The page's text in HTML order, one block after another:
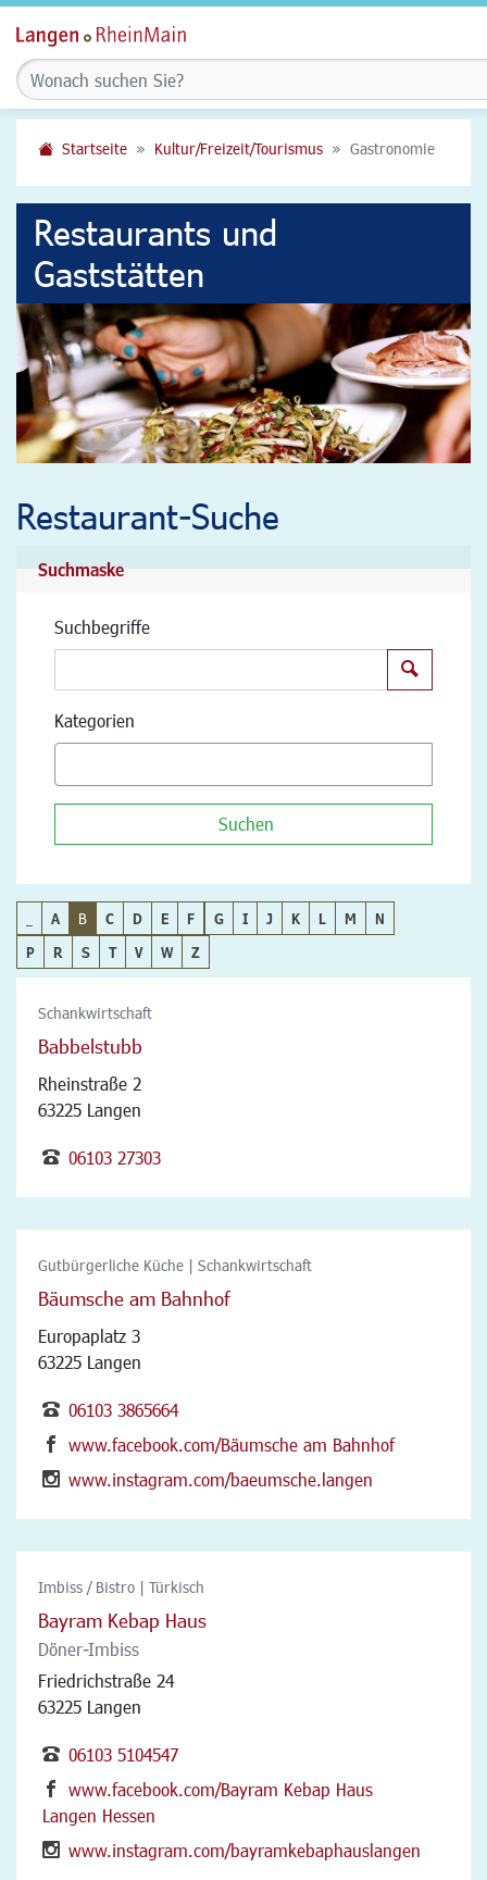
Startseite Kultur/Freizeit/Tourismus Gastronomie
Restaurants und
Gaststätten
Restaurant-Suche
Suchmaske
Suchbegriffe
Kategorien
Suchen
A B C D E F G I J K L M
N
P
R S T V W Z
Schankwirtschaft
Babbelstubb
Rheinstraße 2
63225 Langen
06103 27303
Gutbürgerliche Küche | Schankwirtschaft
Bäumsche am Bahnhof
Europaplatz 3
63225 Langen
06103 3865664
www.facebook.com/Bäumsche am Bahnhof
www.instagram.com/baeumsche.langen
Imbiss / Bistro | Türkisch
Bayram Kebap Haus
Döner-Imbiss
Friedrichstraße 24
63225 Langen
06103 5104547
www.facebook.com/Bayram Kebap Haus
Langen Hessen
www.instagram.com/bayramkebaphauslangen